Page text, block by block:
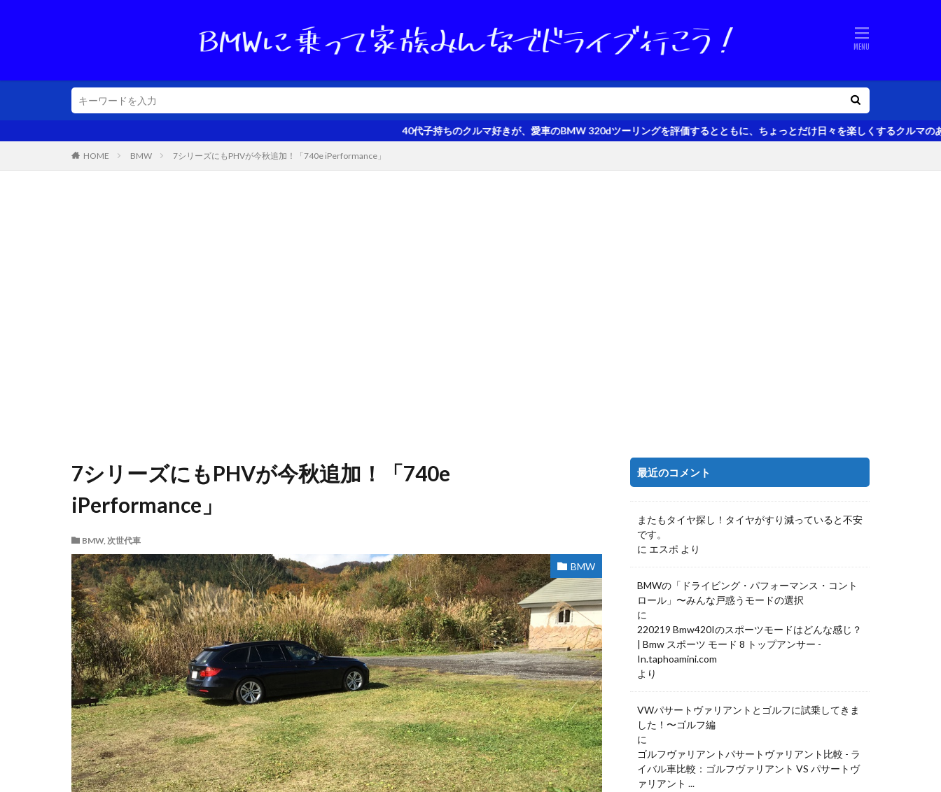
40代子持ちのクルマ好きが、愛車のBMW 320dツーリングを評価するとともに、ちょっとだけ日々を楽しくするクルマのある生活の話題をお
HOME BMW 7シリーズにもPHVが今秋追加！「740e iPerformance」
7シリーズにもPHVが今秋追加！「740e
iPerformance」
BMW, 次世代車
BMW
最近のコメント
またもタイヤ探し！タイヤがすり減っていると不安
です。
に エスポ より
BMWの「ドライビング・パフォーマンス・コント
ロール」〜みんな戸惑うモードの選択
に
220219 Bmw420Iのスポーツモードはどんな感じ？
| Bmw スポーツ モード 8 トップアンサー -
In.taphoamini.com
より
VWパサートヴァリアントとゴルフに試乗してきま
した！〜ゴルフ編
に
ゴルフヴァリアントパサートヴァリアント比較 - ラ
イバル車比較：ゴルフヴァリアント VS パサートヴ
ァリアント ...